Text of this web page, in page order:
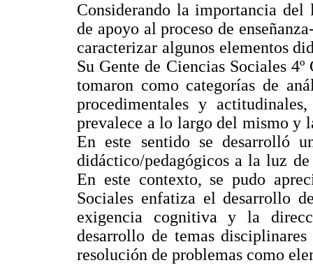
Considerando la importancia
de apoyo al proceso de
caracterizar algunos elementos
Su Gente de Ciencias Sociales
tomaron como categorías de
procedimentales y
prevalece a lo largo del mismo y
En este sentido se desarrolló
didáctico/pedagógicos a la luz
En este contexto, se pudo
Sociales enfatiza el desarrollo
exigencia cognitiva y la
desarrollo de temas
resolución de problemas como